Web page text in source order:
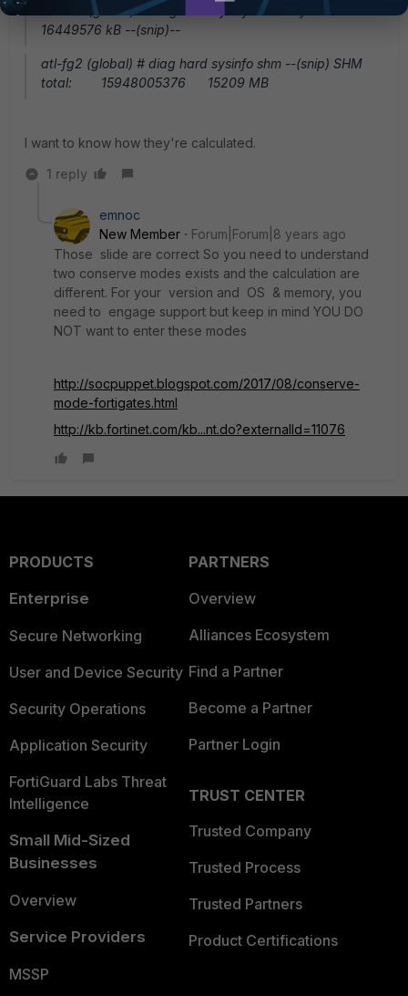
xxxxxx (global) # diag hard sysinfo memory MemTotal:
16449576 kB --(snip)--
atl-fg2 (global) # diag hard sysinfo shm --(snip) SHM
total: 15948005376 15209 MB
I want to know how they're calculated.
1 reply
emnoc
New Member
Forum|Forum|8 years ago
Those slide are correct So you need to understand
two conserve modes exists and the calculation are
different. For your version and OS & memory, you
need to engage support but keep in mind YOU DO
NOT want to enter these modes
http://socpuppet.blogspot.com/2017/08/conserve-
mode-fortigates.html
http://kb.fortinet.com/kb...nt.do?externalId=11076
PRODUCTS
Enterprise
Secure Networking
User and Device Security
Security Operations
Application Security
FortiGuard Labs Threat
Intelligence
Small Mid-Sized
Businesses
Overview
Service Providers
MSSP
PARTNERS
Overview
Alliances Ecosystem
Find a Partner
Become a Partner
Partner Login
TRUST CENTER
Trusted Company
Trusted Process
Trusted Partners
Product Certifications